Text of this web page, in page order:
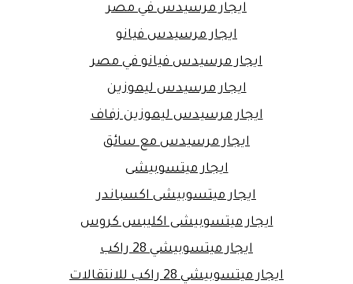
ايجار مرسيدس في مصر
ايجار مرسيدس فيانو
ايجار مرسيدس فيانو في مصر
ايجار مرسيدس ليموزين
ايجار مرسيدس ليموزين زفاف
ايجار مرسيدس مع سائق
ايجار ميتسوبيشى
ايجار ميتسوبيشى اكسباندر
ايجار ميتسوبيشى اكليبس كروس
ايجار ميتسوبيشي 28 راكب
ايجار ميتسوبيشي 28 راكب للانتقالات